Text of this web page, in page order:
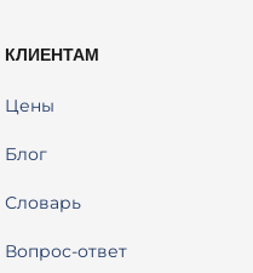
КЛИЕНТАМ
Цены
Блог
Словарь
Вопрос-ответ